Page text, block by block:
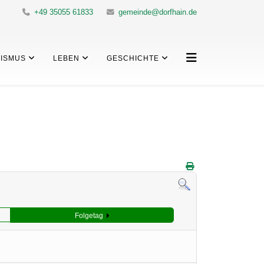
+49 35055 61833 gemeinde@dorfhain.de
LEBEN GESCHICHTE
Folgetag